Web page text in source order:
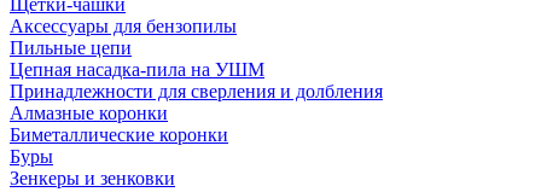
Щетки-чашки
Аксессуары для бензопилы
Пильные цепи
Цепная насадка-пила на УШМ
Принадлежности для сверления и долбления
Алмазные коронки
Биметаллические коронки
Буры
Зенкеры и зенковки